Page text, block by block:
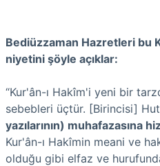
Bediüzzaman Hazretleri bu
niyetini şöyle açıklar:
“Kur'ân-ı Hakîm'i yeni bir
sebebleri üçtür. [Birincisi]
yazılarının) muhafazasına
Kur'ân-ı Hakîmin meani ve
olduğu gibi elfaz ve